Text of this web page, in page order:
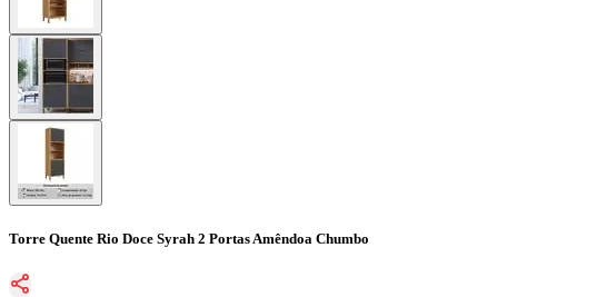
Torre Quente Rio Doce Syrah 2 Portas Amêndoa Chumbo